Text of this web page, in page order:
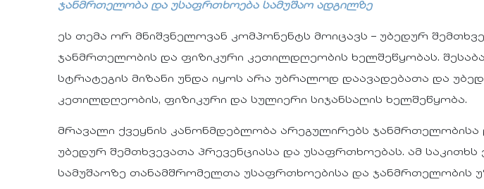
ჯანმრთელობა და უსაფრთხოება სამუშაო ადგილზე
ეს თემა ორ მნიშვნელოვან კომპონენტს მოიცავს – უბედურ
ჯანმრთელობის და ფიზიკური კეთილდღეობის ხელშეწყობას.
სტრატეგის მიზანი უნდა იყოს არა უბრალოდ დაავადებათა და
კეთილდღეობის, ფიზიკური და სულიერი სიჯანსაღის ხელშეწყობა.
მრავალი ქვეყნის კანონმდებლობა არეგულირებს
უბედურ შემთხვევათა პრევენციასა და უსაფრთხოებას. ამ
სამუშაოზე თანამშრომელთა უსაფრთხოებისა და ჯანმრთელობის